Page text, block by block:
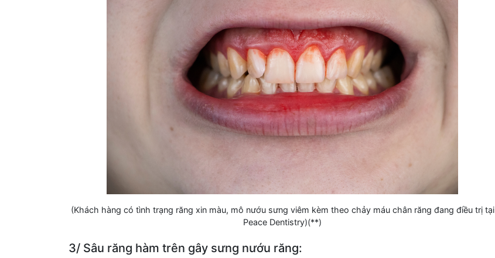
(Khách hàng có tình trạng răng xin màu, mô nướu sưng viêm kèm theo chảy máu chân răng đang điều trị tại
Peace Dentistry)(**)
3/ Sâu răng hàm trên gây sưng nướu răng: